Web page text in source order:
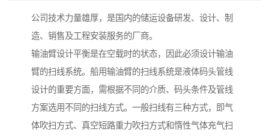
公司技术力量雄厚，是国内的储运设备研发、设计、制
造、销售及工程安装服务的厂商。
输油臂设计平衡是在空载时的状态，因此必须设计输油
臂的扫线系统。船用输油臂的扫线系统是液体码头管线
设计的重要方面，需根据不同的介质、码头条件及管线
方案选用不同的扫线方式。一般扫线有三种方式，即气
体吹扫方式、真空短路重力吹扫方式和惰性气体充气扫